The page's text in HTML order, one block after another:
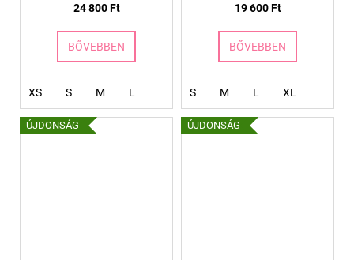
24 800 Ft
BŐVEBBEN
XS S M L
19 600 Ft
BŐVEBBEN
S M L XL
ÚJDONSÁG ÚJDONSÁG